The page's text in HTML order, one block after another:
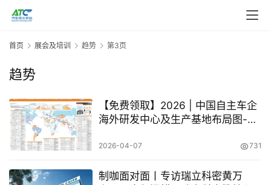
首页 展会及培训 趋势 第3页
趋势
【免费领取】2026 | 中国自主车企
海外研发中心及生产基地布局图-首
2026-04-07 731
制咖面对面丨专访瑞立科密黄万